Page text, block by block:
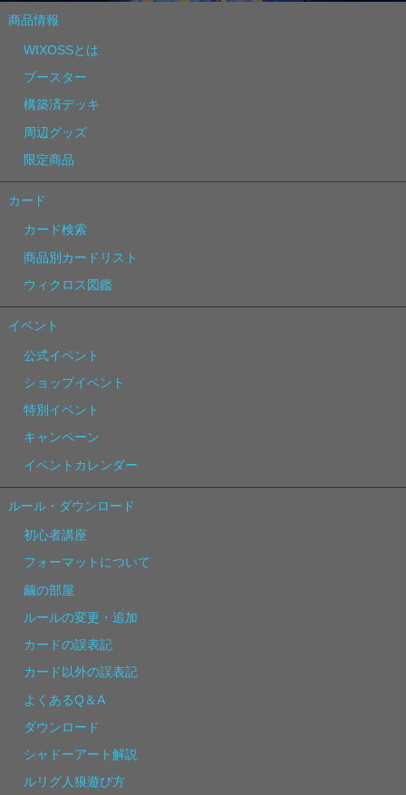
商品情報
WIXOSSとは
ブースター
構築済デッキ
周辺グッズ
限定商品
カード
カード検索
商品別カードリスト
ウィクロス図鑑
イベント
公式イベント
ショップイベント
特別イベント
キャンペーン
イベントカレンダー
ルール・ダウンロード
初心者講座
フォーマットについて
繭の部屋
ルールの変更・追加
カードの誤表記
カード以外の誤表記
よくあるQ＆A
ダウンロード
シャドーアート解説
ルリグ人狼遊び方